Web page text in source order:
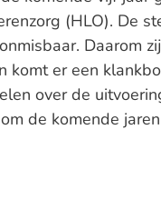
(HLO). De
Daarom
komt er een
over de
de komende